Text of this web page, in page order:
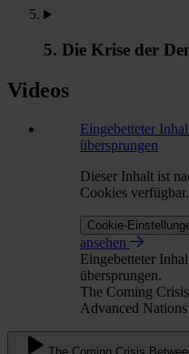
5. Die Krise der
Videos
Eingebetteter
übersprungen
Dieser Inhalt ist
Cookies verfügbar.
Cookie-
ansehen
Eingebetteter
übersprungen.
The Coming
Advanced